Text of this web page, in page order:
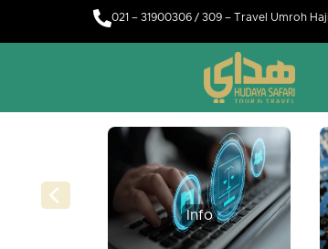
021 – 31900306 / 309 – Travel Umroh
Info